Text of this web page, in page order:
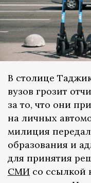
В столице
вузов грозит
за то, что они
на личных
милиция
образования и
для принятия
СМИ со ссылкой